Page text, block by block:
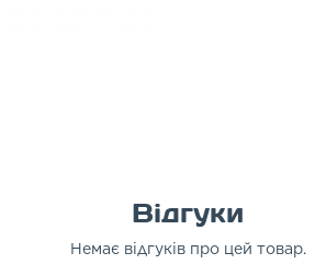
Відгуки
Немає відгуків про цей товар.